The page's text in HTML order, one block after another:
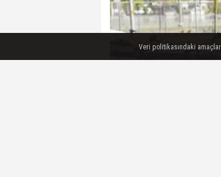
Veri politikasındaki